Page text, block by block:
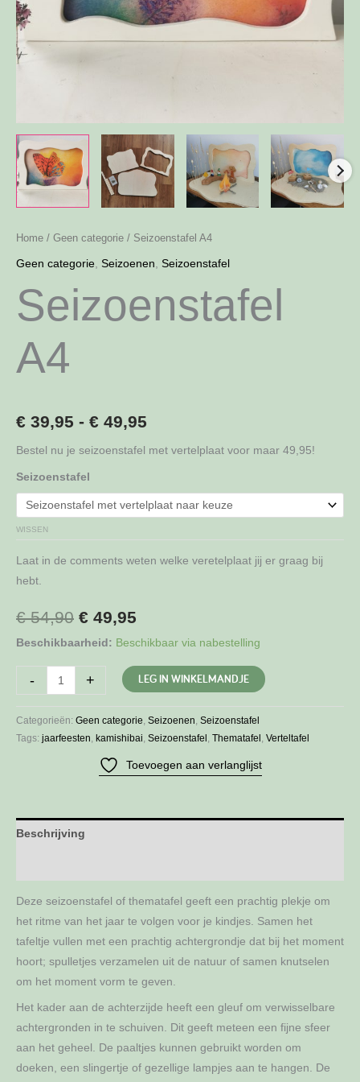
Home / Geen categorie / Seizoenstafel A4
Geen categorie Seizoenen Seizoenstafel
Seizoenstafel
A4
€ 39,95 - € 49,95
€ 39,95
€ 49,95
Bestel nu je seizoenstafel met vertelplaat voor maar 49,95!
Seizoenstafel
WISSEN
Laat in de comments weten welke veretelplaat jij er graag bij
hebt.
€54,90 Oorspronkelijke
prijs
was:
€ 49,95
prijs
is:
Beschikbaarheid: Beschikbaar via nabestelling
-
Seizoenstafel
aantal
+ LEG IN WINKELMANDJE
Categorieën: Geen categorie, Seizoenen, Seizoenstafel
Tags: jaarfeesten, kamishibai, Seizoenstafel , Thematafel , Verteltafel
Toevoegen aan verlanglijst
Beschrijving
Deze seizoenstafel of thematafel geeft een prachtig plekje om
het ritme van het jaar te volgen voor je kindjes. Samen het
tafeltje vullen met een prachtig achtergrondje dat bij het moment
hoort; spulletjes verzamelen uit de natuur of samen knutselen
om het moment vorm te geven.
Het kader aan de achterzijde heeft een gleuf om verwisselbare
achtergronden in te schuiven. Dit geeft meteen een fijne sfeer
aan het geheel. De paaltjes kunnen gebruikt worden om
doeken, een slingertje of gezellige lampjes aan te hangen. De